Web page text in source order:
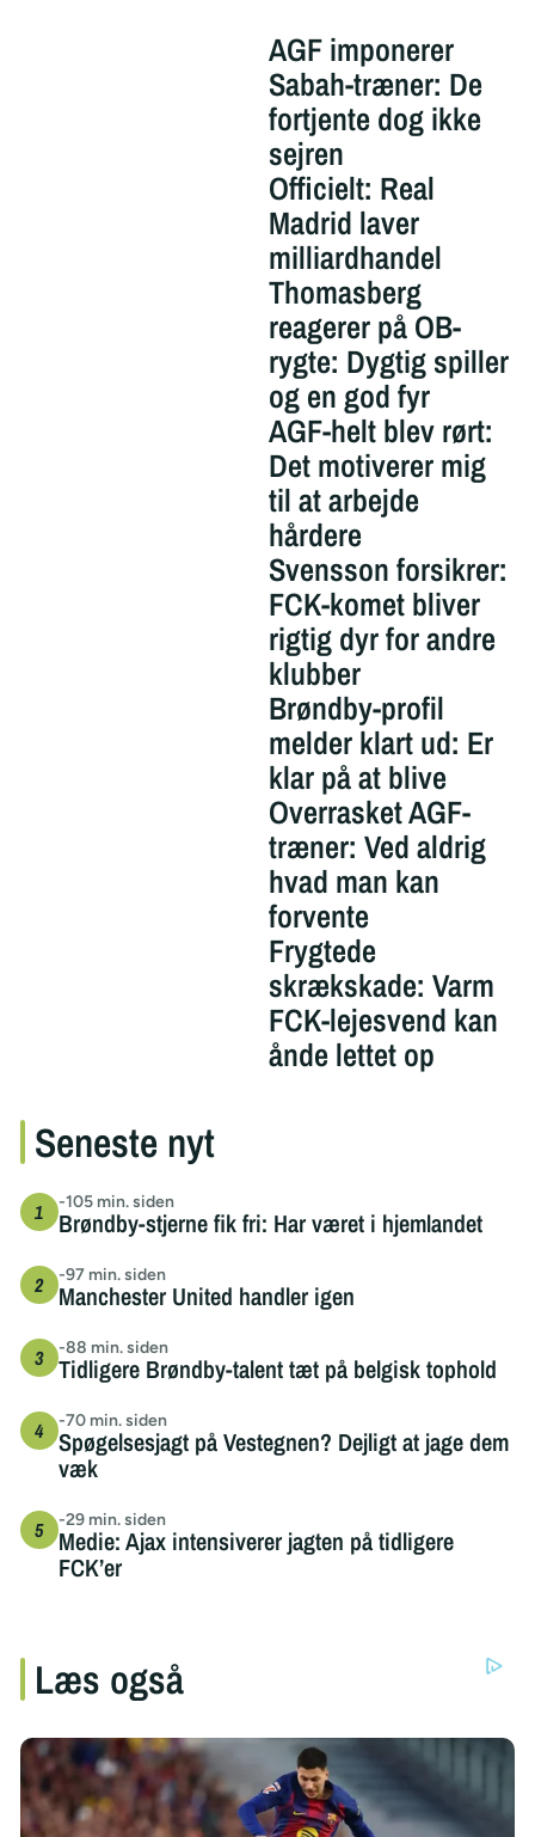
AGF imponerer
Sabah-træner: De
fortjente dog ikke
sejren
Officielt: Real
Madrid laver
milliardhandel
Thomasberg
reagerer på OB-
rygte: Dygtig spiller
og en god fyr
AGF-helt blev rørt:
Det motiverer mig
til at arbejde
hårdere
Svensson forsikrer:
FCK-komet bliver
rigtig dyr for andre
klubber
Brøndby-profil
melder klart ud: Er
klar på at blive
Overrasket AGF-
træner: Ved aldrig
hvad man kan
forvente
Frygtede
skrækskade: Varm
FCK-lejesvend kan
ånde lettet op
Seneste nyt
-105 min. siden
Brøndby-stjerne fik fri: Har været i hjemlandet
-97 min. siden
Manchester United handler igen
-88 min. siden
Tidligere Brøndby-talent tæt på belgisk tophold
-70 min. siden
Spøgelsesjagt på Vestegnen? Dejligt at jage dem
væk
-29 min. siden
Medie: Ajax intensiverer jagten på tidligere
FCK’er